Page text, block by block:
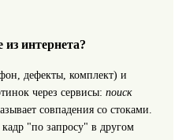
интернета?
дефекты, комплект) и
через сервисы: поиск
совпадения со стоками.
"по запросу" в другом